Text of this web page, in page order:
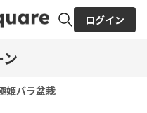
検索
ログイン
姫バラ盆栽